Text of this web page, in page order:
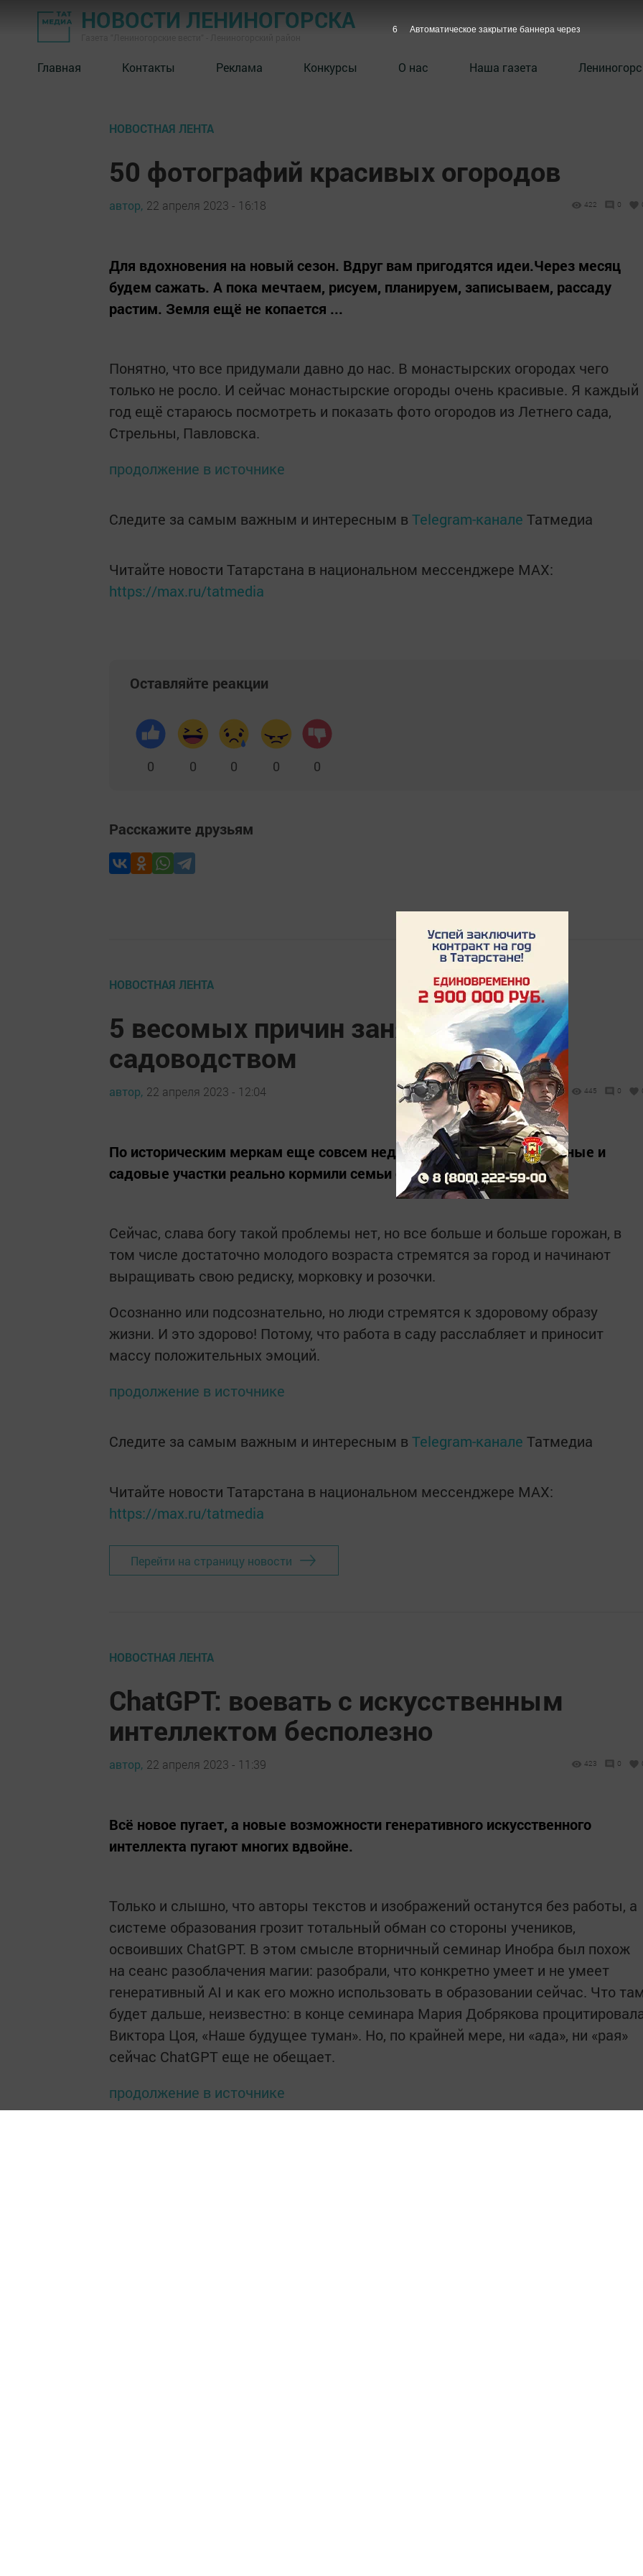
НОВОСТИ ЛЕНИНОГОРСКА
Главная Контакты Реклама Конкурсы О нас Наша газета
НОВОСТНАЯ ЛЕНТА
50 фотографий красивых огородов
автор, 22 апреля 2023 - 16:18 422 0
Для вдохновения на новый сезон. Вдруг вам пригодятся идеи.Через месяц
будем сажать. А пока мечтаем, рисуем, планируем, записываем, рассаду
растим. Земля ещё не копается ...
Понятно, что все придумали давно до нас. В монастырских огородах чего
только не росло. И сейчас монастырские огороды очень красивые. Я каждый
год ещё стараюсь посмотреть и показать фото огородов из Летнего сада,
Стрельны, Павловска.
продолжение в источнике
Следите за самым важным и интересным в Telegram-канале Татмедиа
Читайте новости Татарстана в национальном мессенджере MАХ:
https://max.ru/tatmedia
Оставляйте реакции
0 0 0 0 0
Расскажите друзьям
НОВОСТНАЯ ЛЕНТА
5 весомых причин заняться
садоводством
автор, 22 апреля 2023 - 12:04 445 0
По историческим меркам еще совсем недавно, дачные, приусадебные и
садовые участки реально кормили семьи советских садоводов.
Сейчас, слава богу такой проблемы нет, но все больше и больше горожан, в
том числе достаточно молодого возраста стремятся за город и начинают
выращивать свою редиску, морковку и розочки.
Осознанно или подсознательно, но люди стремятся к здоровому образу
жизни. И это здорово! Потому, что работа в саду расслабляет и приносит
массу положительных эмоций.
продолжение в источнике
Следите за самым важным и интересным в Telegram-канале Татмедиа
Читайте новости Татарстана в национальном мессенджере MАХ:
https://max.ru/tatmedia
Перейти на страницу новости
НОВОСТНАЯ ЛЕНТА
ChatGPT: воевать с искусственным
интеллектом бесполезно
автор, 22 апреля 2023 - 11:39 423 0
Всё новое пугает, а новые возможности генеративного искусственного
интеллекта пугают многих вдвойне.
Только и слышно, что авторы текстов и изображений останутся без работы, а
системе образования грозит тотальный обман со стороны учеников,
освоивших ChatGPT. В этом смысле вторничный семинар Инобра был похож
на сеанс разоблачения магии: разобрали, что конкретно умеет и не умеет
генеративный AI и как его можно использовать в образовании сейчас. Что
будет дальше, неизвестно: в конце семинара Мария Добрякова
Виктора Цоя, «Наше будущее туман». Но, по крайней мере, ни «ада», ни «рая»
сейчас ChatGPT еще не обещает.
продолжение в источнике
6 Автоматическое закрытие баннера через